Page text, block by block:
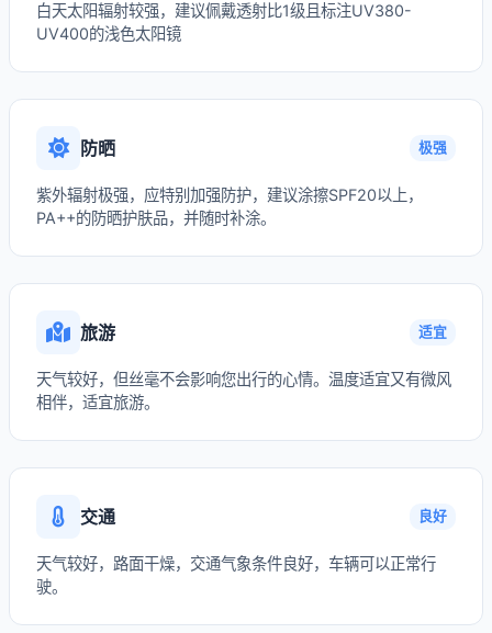
白天太阳辐射较强，建议佩戴透射比1级且标注UV380-
UV400的浅色太阳镜
防晒 极强
紫外辐射极强，应特别加强防护，建议涂擦SPF20以上，
PA++的防晒护肤品，并随时补涂。
旅游 适宜
天气较好，但丝毫不会影响您出行的心情。温度适宜又有微风
相伴，适宜旅游。
交通 良好
天气较好，路面干燥，交通气象条件良好，车辆可以正常行
驶。